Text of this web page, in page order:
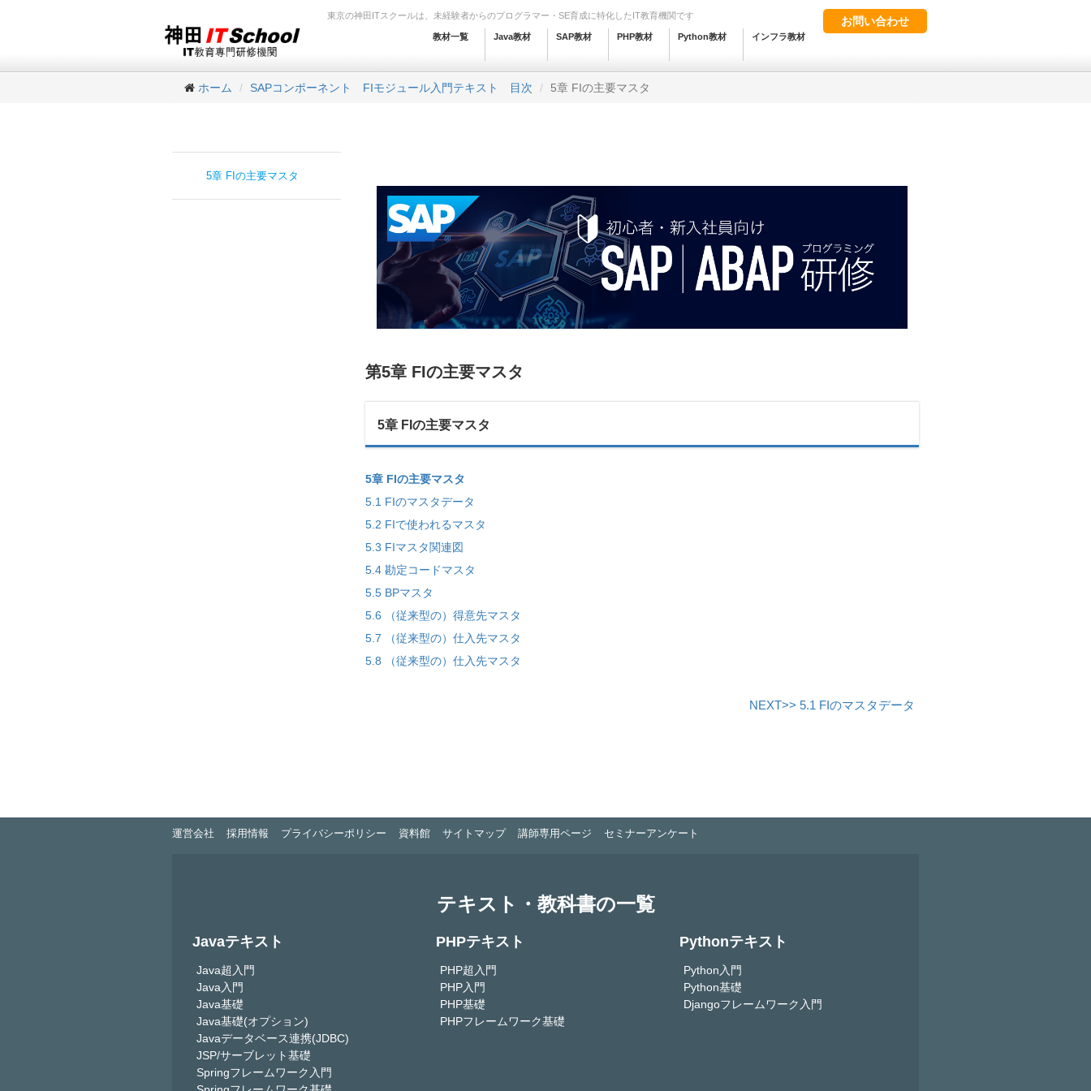
東京の神田ITスクールは、未経験者からのプログラマー・SE育成に特化したIT教育機関です お問い合わせ
教材一覧 Java教材 SAP教材 PHP教材 Python教材 インフラ教材
ホーム SAPコンポーネント FIモジュール入門テキスト 目次 5章 FIの主要マスタ
5章 FIの主要マスタ
第5章 FIの主要マスタ
5章 FIの主要マスタ
5章 FIの主要マスタ
5.1 FIのマスタデータ
5.2 FIで使われるマスタ
5.3 FIマスタ関連図
5.4 勘定コードマスタ
5.5 BPマスタ
5.6 （従来型の）得意先マスタ
5.7 （従来型の）仕入先マスタ
5.8 （従来型の）仕入先マスタ
NEXT>> 5.1 FIのマスタデータ
運営会社 採用情報 プライバシーポリシー 資料館 サイトマップ 講師専用ページ セミナーアンケート
テキスト・教科書の一覧
Javaテキスト
Java超入門
Java入門
Java基礎
Java基礎(オプション)
Javaデータベース連携(JDBC)
JSP/サーブレット基礎
Springフレームワーク入門
PHPテキスト
PHP超入門
PHP入門
PHP基礎
PHPフレームワーク基礎
Pythonテキスト
Python入門
Python基礎
Djangoフレームワーク入門